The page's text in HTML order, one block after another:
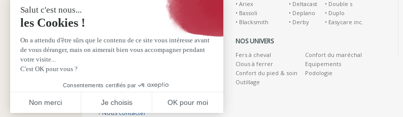
›Sélection aménagement
véhicule
SERVICE CLIENTS
›Nous contacter
• Ariex
• Bassoli
• Blacksmith
• Deltacast
• Deplano
• Derby
• Double s
• Duplo
• Easycare inc.
NOS UNIVERS
Fers à cheval
Clous à ferrer
Confort du pied & soin
Outillage
Confort du maréchal
Equipements
Podologie